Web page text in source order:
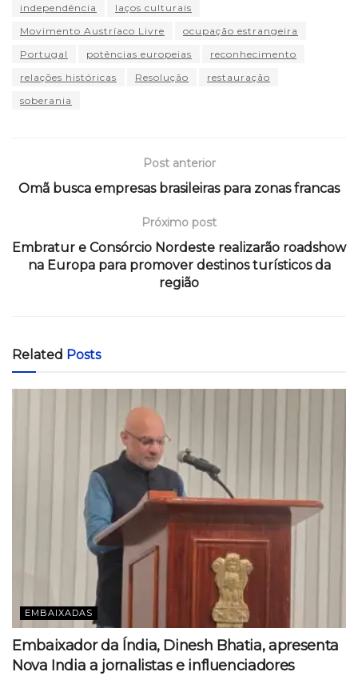
independência
laços culturais
Movimento Austríaco Livre
ocupação estrangeira
Portugal
potências europeias
reconhecimento
relações históricas
Resolução
restauração
soberania
Post anterior
Omã busca empresas brasileiras para zonas francas
Próximo post
Embratur e Consórcio Nordeste realizarão roadshow
na Europa para promover destinos turísticos da
região
Related Posts
EMBAIXADAS
Embaixador da Índia, Dinesh Bhatia, apresenta
Nova India a jornalistas e influenciadores